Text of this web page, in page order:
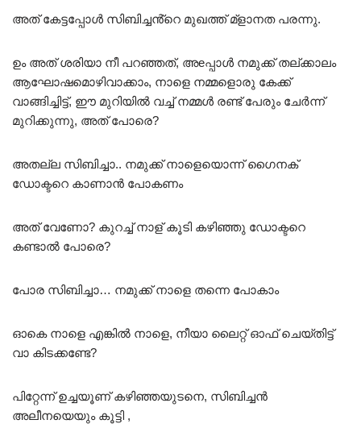
അത് കേട്ടപ്പോൾ സിബിച്ചൻ്റെ മുഖത്ത് മ്ളാനത പരന്നു.
ഉം അത് ശരിയാ നീ പറഞ്ഞത്, അeപ്പാൾ നമുക്ക് തല്ക്കാലം
ആഘോഷമൊഴിവാക്കാം, നാളെ നമ്മളൊരു കേക്ക്
വാങ്ങിച്ചിട്ട്, ഈ മുറിയിൽ വച്ച് നമ്മൾ രണ്ട് പേരും ചേർന്ന്
മുറിക്കുന്നു, അത് പോരെ?
അതല്ല സിബിച്ചാ.. നമുക്ക് നാളെയൊന്ന് ഗൈനക്
ഡോക്ടറെ കാണാൻ പോകണം
അത് വേണോ? കുറച്ച് നാള് കൂടി കഴിഞ്ഞു ഡോക്ടറെ
കണ്ടാൽ പോരെ?
പോര സിബിച്ചാ… നമുക്ക് നാളെ തന്നെ പോകാം
ഓകെ നാളെ എങ്കിൽ നാളെ, നീയാ ലൈറ്റ് ഓഫ് ചെയ്തിട്ട്
വാ കിടക്കണ്ടേ?
പിറ്റേന്ന് ഉച്ചയൂണ് കഴിഞ്ഞയുടനെ, സിബിച്ചൻ
അലീനയെയും കൂട്ടി ,